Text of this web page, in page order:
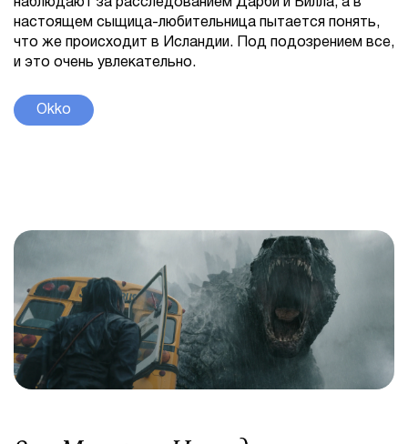
наблюдают за расследованием Дарби и Билла, а в
настоящем сыщица-любительница пытается понять,
что же происходит в Исландии. Под подозрением все,
и это очень увлекательно.
Okko